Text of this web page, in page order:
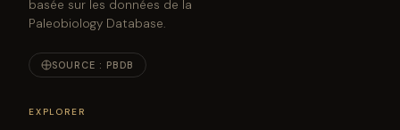
basée sur les données de la
Paleobiology Database.
SOURCE : PBDB
EXPLORER